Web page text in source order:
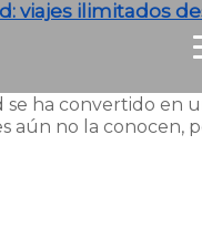
viajes ilimitados
ha convertido en
aún no la